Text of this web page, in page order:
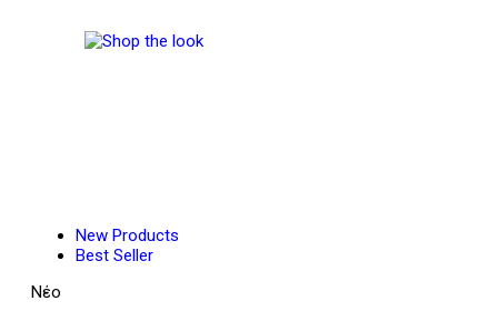
New Products
Best Seller
Νέο